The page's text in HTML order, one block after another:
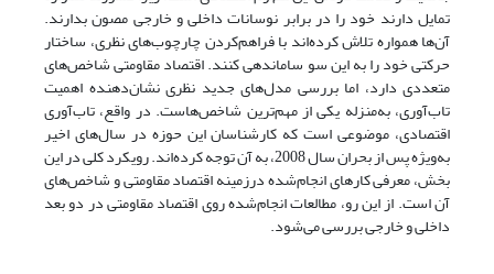
تمایل دارند خود را در برابر نوسانات داخلی و خارجی مصون بدارند.
آن‌ها همواره تلاش کرده‌اند با فراهم‌کردن چارچوب‌های نظری، ساختار
حرکتی خود را به این سو ساماندهی کنند. اقتصاد مقاومتی شاخص‌های
متعددی دارد، اما بررسی مدل‌های جدید نظری نشان‌دهنده اهمیت
تاب‌آوری، به‌منزله یکی از مهم‌ترین شاخص‌هاست. در واقع، تاب‌آوری
اقتصادی، موضوعی است که کارشناسان این حوزه در سال‌های اخیر
به‌ویژه پس از بحران سال 2008، به آن توجه کرده‌اند. رویکرد کلی در این
بخش، معرفی کارهای انجام‌شده درزمینه اقتصاد مقاومتی و شاخص‌های
آن است. از این رو، مطالعات انجام‌شده روی اقتصاد مقاومتی در دو بعد
داخلی و خارجی بررسی می‌شود.